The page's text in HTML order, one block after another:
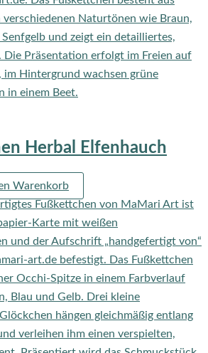
Herbal Elfenhauch
Warenkorb